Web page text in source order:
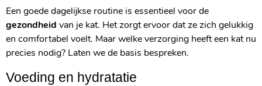
Een goede dagelijkse routine is essentieel voor de
gezondheid van je kat. Het zorgt ervoor dat ze zich gelukkig
en comfortabel voelt. Maar welke verzorging heeft een kat nu
precies nodig? Laten we de basis bespreken.
Voeding en hydratatie